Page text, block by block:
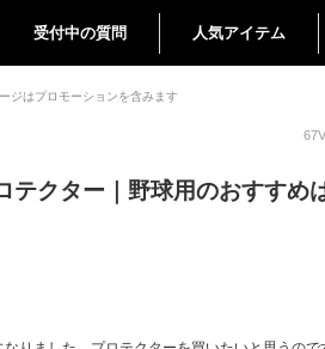
受付中の質問 人気アイテム
ジはプロモーションを含みます
67
テクター｜野球用のおすすめ